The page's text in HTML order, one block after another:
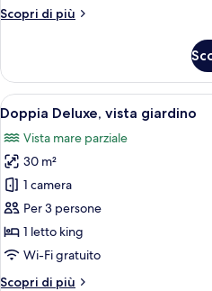
Scopri di più
Altri
vista
piscina
Apri
tutte
le
foto
per
Doppia
Deluxe,
vista
giardino
6
Doppia Deluxe, vista giardino
Vista mare parziale
30 m²
1 camera
Per 3 persone
1 letto king
Wi-Fi gratuito
Scopri di più
Altri